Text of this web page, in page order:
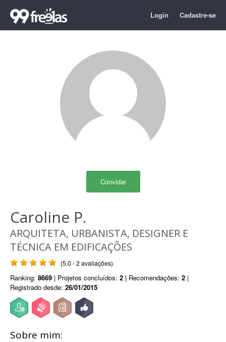
Login Cadastre-se
Convidar
Caroline P.
ARQUITETA, URBANISTA, DESIGNER E
TÉCNICA EM EDIFICAÇÕES
(5.0 - 2 avaliações)
Ranking: 8669 | Projetos concluídos: 2 | Recomendações: 2 |
Registrado desde: 26/01/2015
Sobre mim: